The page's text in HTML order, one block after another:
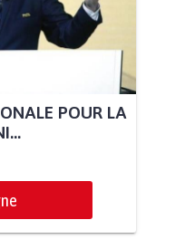
POUR LA